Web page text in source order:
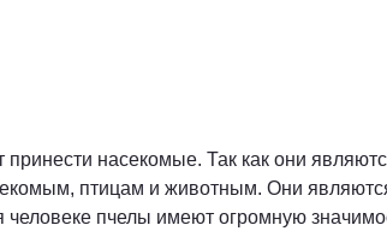
насекомые. Так как они
птицам и животным. Они
пчелы имеют огромную